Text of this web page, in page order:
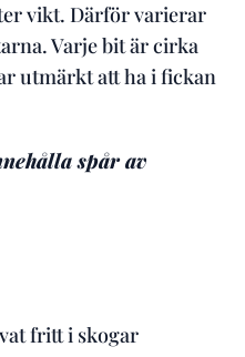
vikt. Därför varierar
Varje bit är cirka
utmärkt att ha i fickan
spår av
fritt i skogar